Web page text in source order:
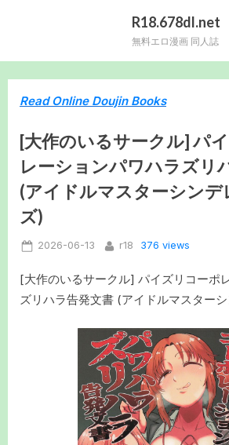
R18.678dl.net
無料エロ漫画 同人誌
Read Online Doujin Books
[大作のいるサークル] パ
レーションパワハラズリ
(アイドルマスターシンデ
ズ)
Posted
2026-06-13 By
r18 376 views
[大作のいるサークル] パイズリコーポ
ズリハラ告発文書 (アイドルマスター